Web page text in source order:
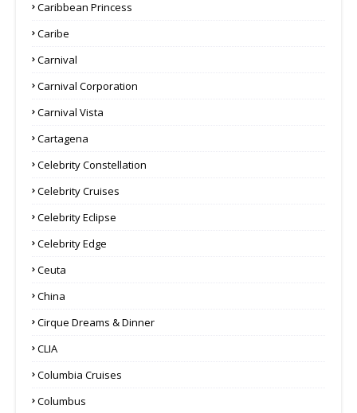
Caribbean Princess
Caribe
Carnival
Carnival Corporation
Carnival Vista
Cartagena
Celebrity Constellation
Celebrity Cruises
Celebrity Eclipse
Celebrity Edge
Ceuta
China
Cirque Dreams & Dinner
CLIA
Columbia Cruises
Columbus